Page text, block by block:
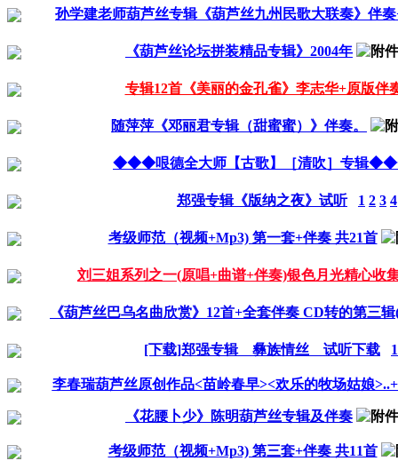
孙学建老师葫芦丝专辑《葫芦丝九州民歌大联奏》伴
《葫芦丝论坛拼装精品专辑》2004年
专辑12首《美丽的金孔雀》李志华+原版伴
随萍萍《邓丽君专辑（甜蜜蜜）》伴奏。
◆◆◆哏德全大师【古歌】［清吹］专辑
郑强专辑《版纳之夜》试听 1 2 3 4
考级师范（视频+Mp3) 第一套+伴奏 共21首
刘三姐系列之一(原唱+曲谱+伴奏)银色月光精心收
《葫芦丝巴乌名曲欣赏》12首+全套伴奏 CD转的第三
[下载]郑强专辑 彝族情丝 试听下载 1
李春瑞葫芦丝原创作品<苗岭春早><欢乐的牧场姑娘
《花腰卜少》陈明葫芦丝专辑及伴奏
考级师范（视频+Mp3) 第三套+伴奏 共11首